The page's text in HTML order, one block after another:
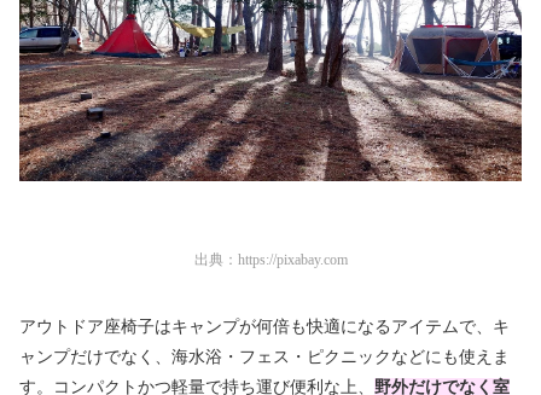
出典： https://pixabay.com
アウトドア座椅子はキャンプが何倍も快適になるアイテムで、 キ
ャンプだけでなく、海水浴・フェス・ピクニックなどにも使えま
す。コンパクトかつ軽量で持ち運び便利な上、 野外だけでなく室